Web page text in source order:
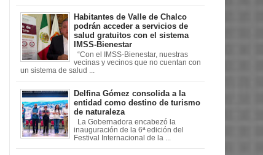
Habitantes de Valle de Chalco
podrán acceder a servicios de
salud gratuitos con el sistema
IMSS-Bienestar
“Con el IMSS-Bienestar, nuestras
vecinas y vecinos que no cuentan con
un sistema de salud ...
Delfina Gómez consolida a la
entidad como destino de turismo
de naturaleza
La Gobernadora encabezó la
inauguración de la 6ª edición del
Festival Internacional de la ...